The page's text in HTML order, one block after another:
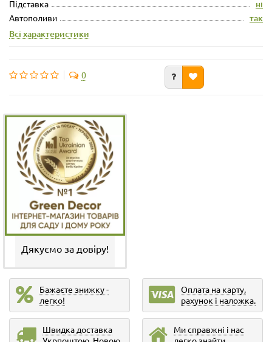
Підставка ні
Автополиви
так
Всі характеристики
0
Дякуємо за довіру!
Бажаєте знижку -
легко!
Оплата на карту,
рахунок і наложка.
Швидка доставка
Ми справжні і нас